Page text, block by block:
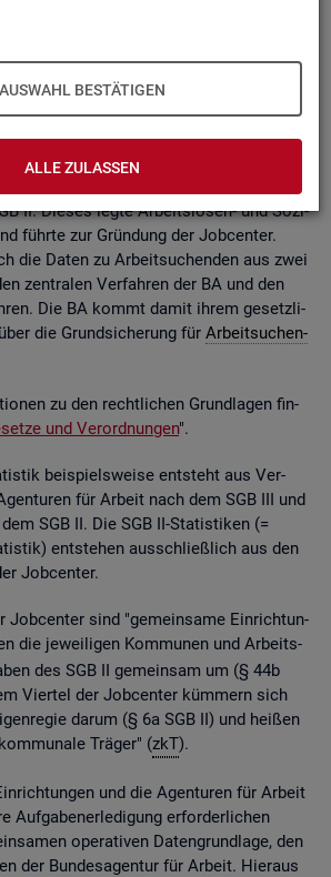
AUSWAHL BESTÄTIGEN
ALLE ZULASSEN
Zu- und Ab­gän­ge,Dau­ern, Leis­
an­de­re sta­tis­ti­sche Mess­grö­ßen er­mit­
lie­gen re­gio­nal tief ge­glie­dert und
und er­werbs­bio­gra­fi­
II. Die­ses legte Ar­beits­lo­sen- und So­zi­
führ­te zur Grün­dung der Job­cen­ter.
die Daten zu Ar­beit­su­chen­den aus zwei
zen­tra­len Ver­fah­ren der BA und den
Die BA kommt damit ihrem ge­setz­li­
die Grund­si­che­rung für Ar­beit­su­chen­
zu den recht­li­chen Grund­la­gen fin­
und Ver­ord­nun­gen".
bei­spiels­wei­se ent­steht aus Ver­
für Ar­beit nach dem SGB III und
SGB II. Die SGB II-Sta­tis­ti­ken (=
ent­ste­hen aus­schlie­ß­lich aus den
Job­cen­ter.
Job­cen­ter sind "ge­mein­sa­me Ein­rich­tun­
die je­wei­li­gen Kom­mu­nen und Ar­beits­
des SGB II ge­mein­sam um (§ 44b
Vier­tel der Job­cen­ter küm­mern sich
darum (§ 6a SGB II) und hei­ßen
Trä­ger" (zkT).
und die Agen­tu­ren für Ar­beit
Auf­ga­ben­er­le­di­gung er­for­der­li­chen
ope­ra­ti­ven Da­ten­grund­la­ge, den
der Bun­des­agen­tur für Ar­beit. Hier­aus